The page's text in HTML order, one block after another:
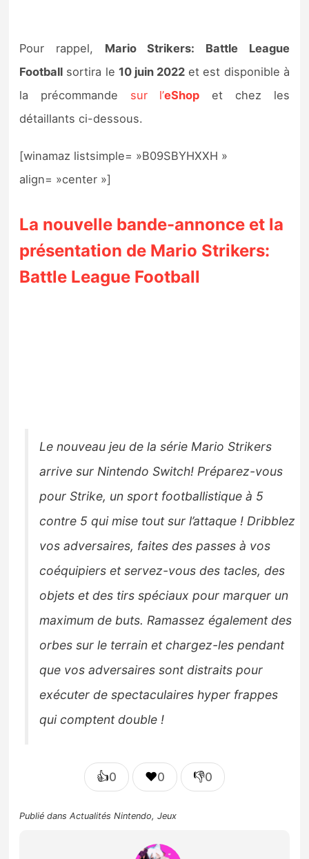
Pour rappel, Mario Strikers: Battle League
Football sortira le 10 juin 2022 et est disponible à
la précommande sur l’eShop et chez les
détaillants ci-dessous.
[winamaz listsimple= »B09SBYHXXH »
align= »center »]
La nouvelle bande-annonce et la
présentation de Mario Strikers:
Battle League Football
Le nouveau jeu de la série Mario Strikers
arrive sur Nintendo Switch! Préparez-vous
pour Strike, un sport footballistique à 5
contre 5 qui mise tout sur l’attaque ! Dribblez
vos adversaires, faites des passes à vos
coéquipiers et servez-vous des tacles, des
objets et des tirs spéciaux pour marquer un
maximum de buts. Ramassez également des
orbes sur le terrain et chargez-les pendant
que vos adversaires sont distraits pour
exécuter de spectaculaires hyper frappes
qui comptent double !
👍0 ❤️0 👎0
Publié dansActualités Nintendo,Jeux